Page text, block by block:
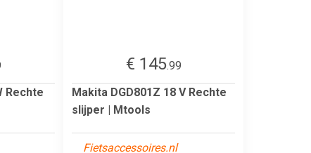
Rechte
€ 145.99
Makita DGD801Z 18 V Rechte
slijper | Mtools
Fietsaccessoires.nl